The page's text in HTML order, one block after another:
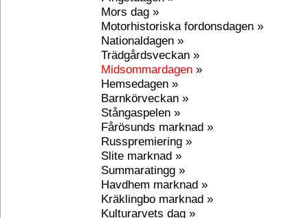
Mors dag »
Motorhistoriska fordonsdagen »
Nationaldagen »
Trädgårdsveckan »
Midsommardagen »
Hemsedagen »
Barnkörveckan »
Stångaspelen »
Fårösunds marknad »
Russpremiering »
Slite marknad »
Summaratingg »
Havdhem marknad »
Kräklingbo marknad »
Kulturarvets dag »